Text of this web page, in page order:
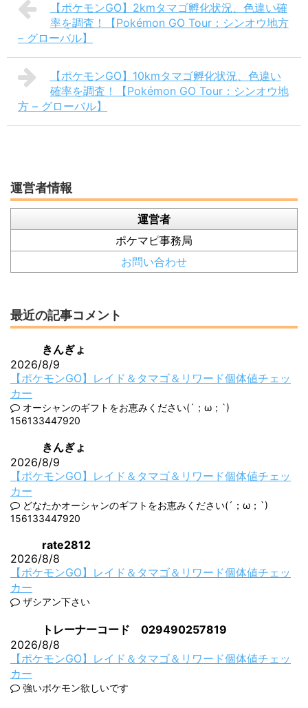
【ポケモンGO】2kmタマゴ孵化状況、色違い確
率を調査！【Pokémon GO Tour：シンオウ地方
– グローバル】
【ポケモンGO】10kmタマゴ孵化状況、色違い
確率を調査！【Pokémon GO Tour：シンオウ地
方 – グローバル】
運営者情報
運営者
ポケマピ事務局
お問い合わせ
最近の記事コメント
きんぎょ
2026/8/9
【ポケモンGO】レイド＆タマゴ＆リワード個体値チェッ
カー
オーシャンのギフトをお恵みください(´；ω；`)
156133447920
きんぎょ
2026/8/9
【ポケモンGO】レイド＆タマゴ＆リワード個体値チェッ
カー
どなたかオーシャンのギフトをお恵みください(´；ω；`)
156133447920
rate2812
2026/8/8
【ポケモンGO】レイド＆タマゴ＆リワード個体値チェッ
カー
ザシアン下さい
トレーナーコード 029490257819
2026/8/8
【ポケモンGO】レイド＆タマゴ＆リワード個体値チェッ
カー
強いポケモン欲しいです